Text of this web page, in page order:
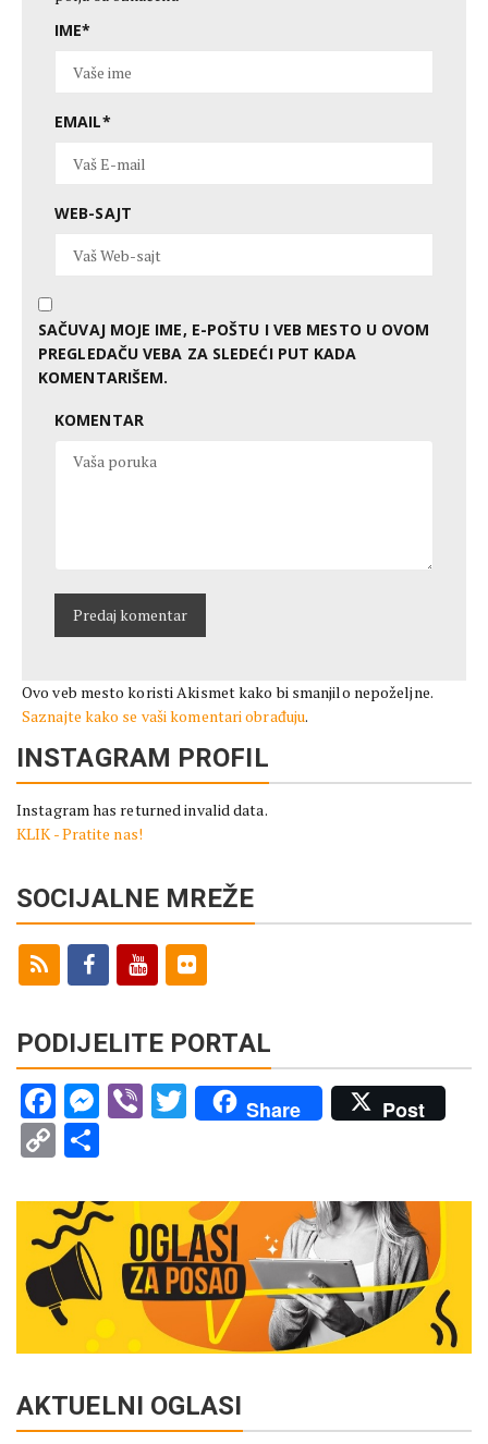
IME*
EMAIL*
WEB-SAJT
SAČUVAJ MOJE IME, E-POŠTU I VEB MESTO U OVOM
PREGLEDAČU VEBA ZA SLEDEĆI PUT KADA
KOMENTARIŠEM.
KOMENTAR
Ovo veb mesto koristi Akismet kako bi smanjilo nepoželjne.
Saznajte kako se vaši komentari obrađuju.
INSTAGRAM PROFIL
Instagram has returned invalid data.
KLIK - Pratite nas!
SOCIJALNE MREŽE
PODIJELITE PORTAL
Facebook
Messenger
ViberTwitter
Share Post
Copy
AKTUELNI OGLASI